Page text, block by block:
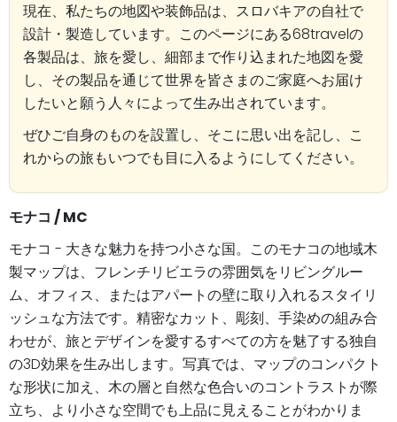
現在、私たちの地図や装飾品は、スロバキアの自社で
設計・製造しています。このページにある68travelの
各製品は、旅を愛し、細部まで作り込まれた地図を愛
し、その製品を通じて世界を皆さまのご家庭へお届け
したいと願う人々によって生み出されています。
ぜひご自身のものを設置し、そこに思い出を記し、こ
れからの旅もいつでも目に入るようにしてください。
モナコ / MC
モナコ - 大きな魅力を持つ小さな国。このモナコの地域木
製マップは、フレンチリビエラの雰囲気をリビングルー
ム、オフィス、またはアパートの壁に取り入れるスタイリ
ッシュな方法です。精密なカット、彫刻、手染めの組み合
わせが、旅とデザインを愛するすべての方を魅了する独自
の3D効果を生み出します。写真では、マップのコンパクト
な形状に加え、木の層と自然な色合いのコントラストが際
立ち、より小さな空間でも上品に見えることがわかりま